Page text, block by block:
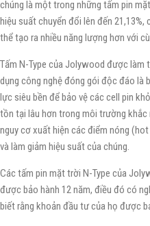
chúng là một trong những tấm pin
hiệu suất chuyển đổi lên đến 21,13%,
thể tạo ra nhiều năng lượng hơn với
Tấm N-Type của Jolywood được
dụng công nghệ đóng gói độc đáo là
lực siêu bền để bảo vệ các cell pin
tồn tại lâu hơn trong môi trường khắc
nguy cơ xuất hiện các điểm nóng
và làm giảm hiệu suất của chúng.
Các tấm pin mặt trời N-Type của
được bảo hành 12 năm, điều đó có
biết rằng khoản đầu tư của họ được